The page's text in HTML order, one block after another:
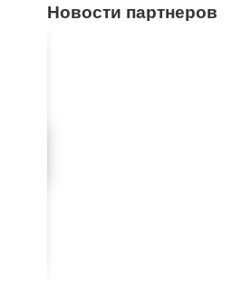
Новости партнеров